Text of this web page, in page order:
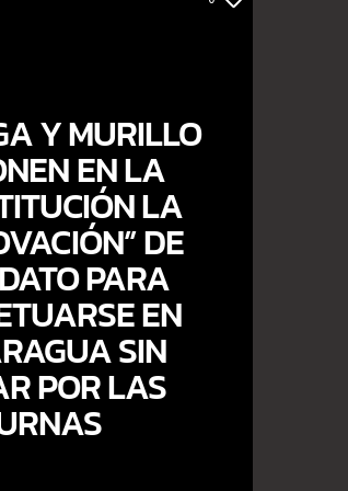
Y MURILLO
EN LA
LA
DE
PARA
EN
SIN
POR LAS